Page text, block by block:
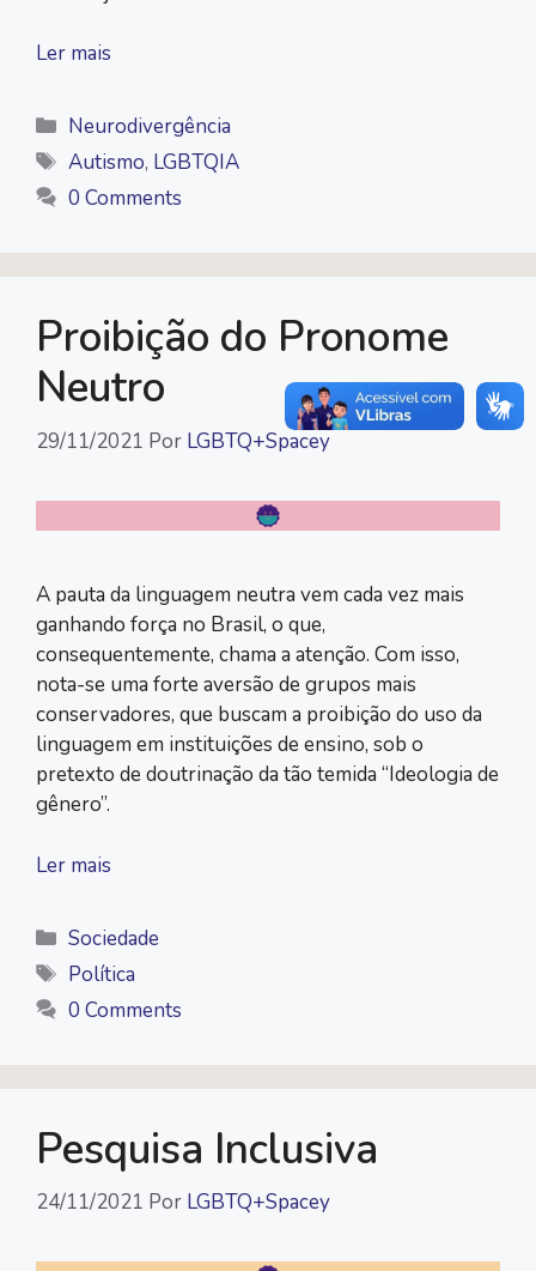
Ler mais
Categorias
Neurodivergência
Tags
Autismo, LGBTQIA
0 Comments
Proibição do Pronome
Neutro
29/11/2021 Por LGBTQ+Spacey
A pauta da linguagem neutra vem cada vez mais
ganhando força no Brasil, o que,
consequentemente, chama a atenção. Com isso,
nota-se uma forte aversão de grupos mais
conservadores, que buscam a proibição do uso da
linguagem em instituições de ensino, sob o
pretexto de doutrinação da tão temida “Ideologia de
gênero”.
Ler mais
Categorias
Sociedade
Tags
Política
0 Comments
Pesquisa Inclusiva
24/11/2021 Por LGBTQ+Spacey